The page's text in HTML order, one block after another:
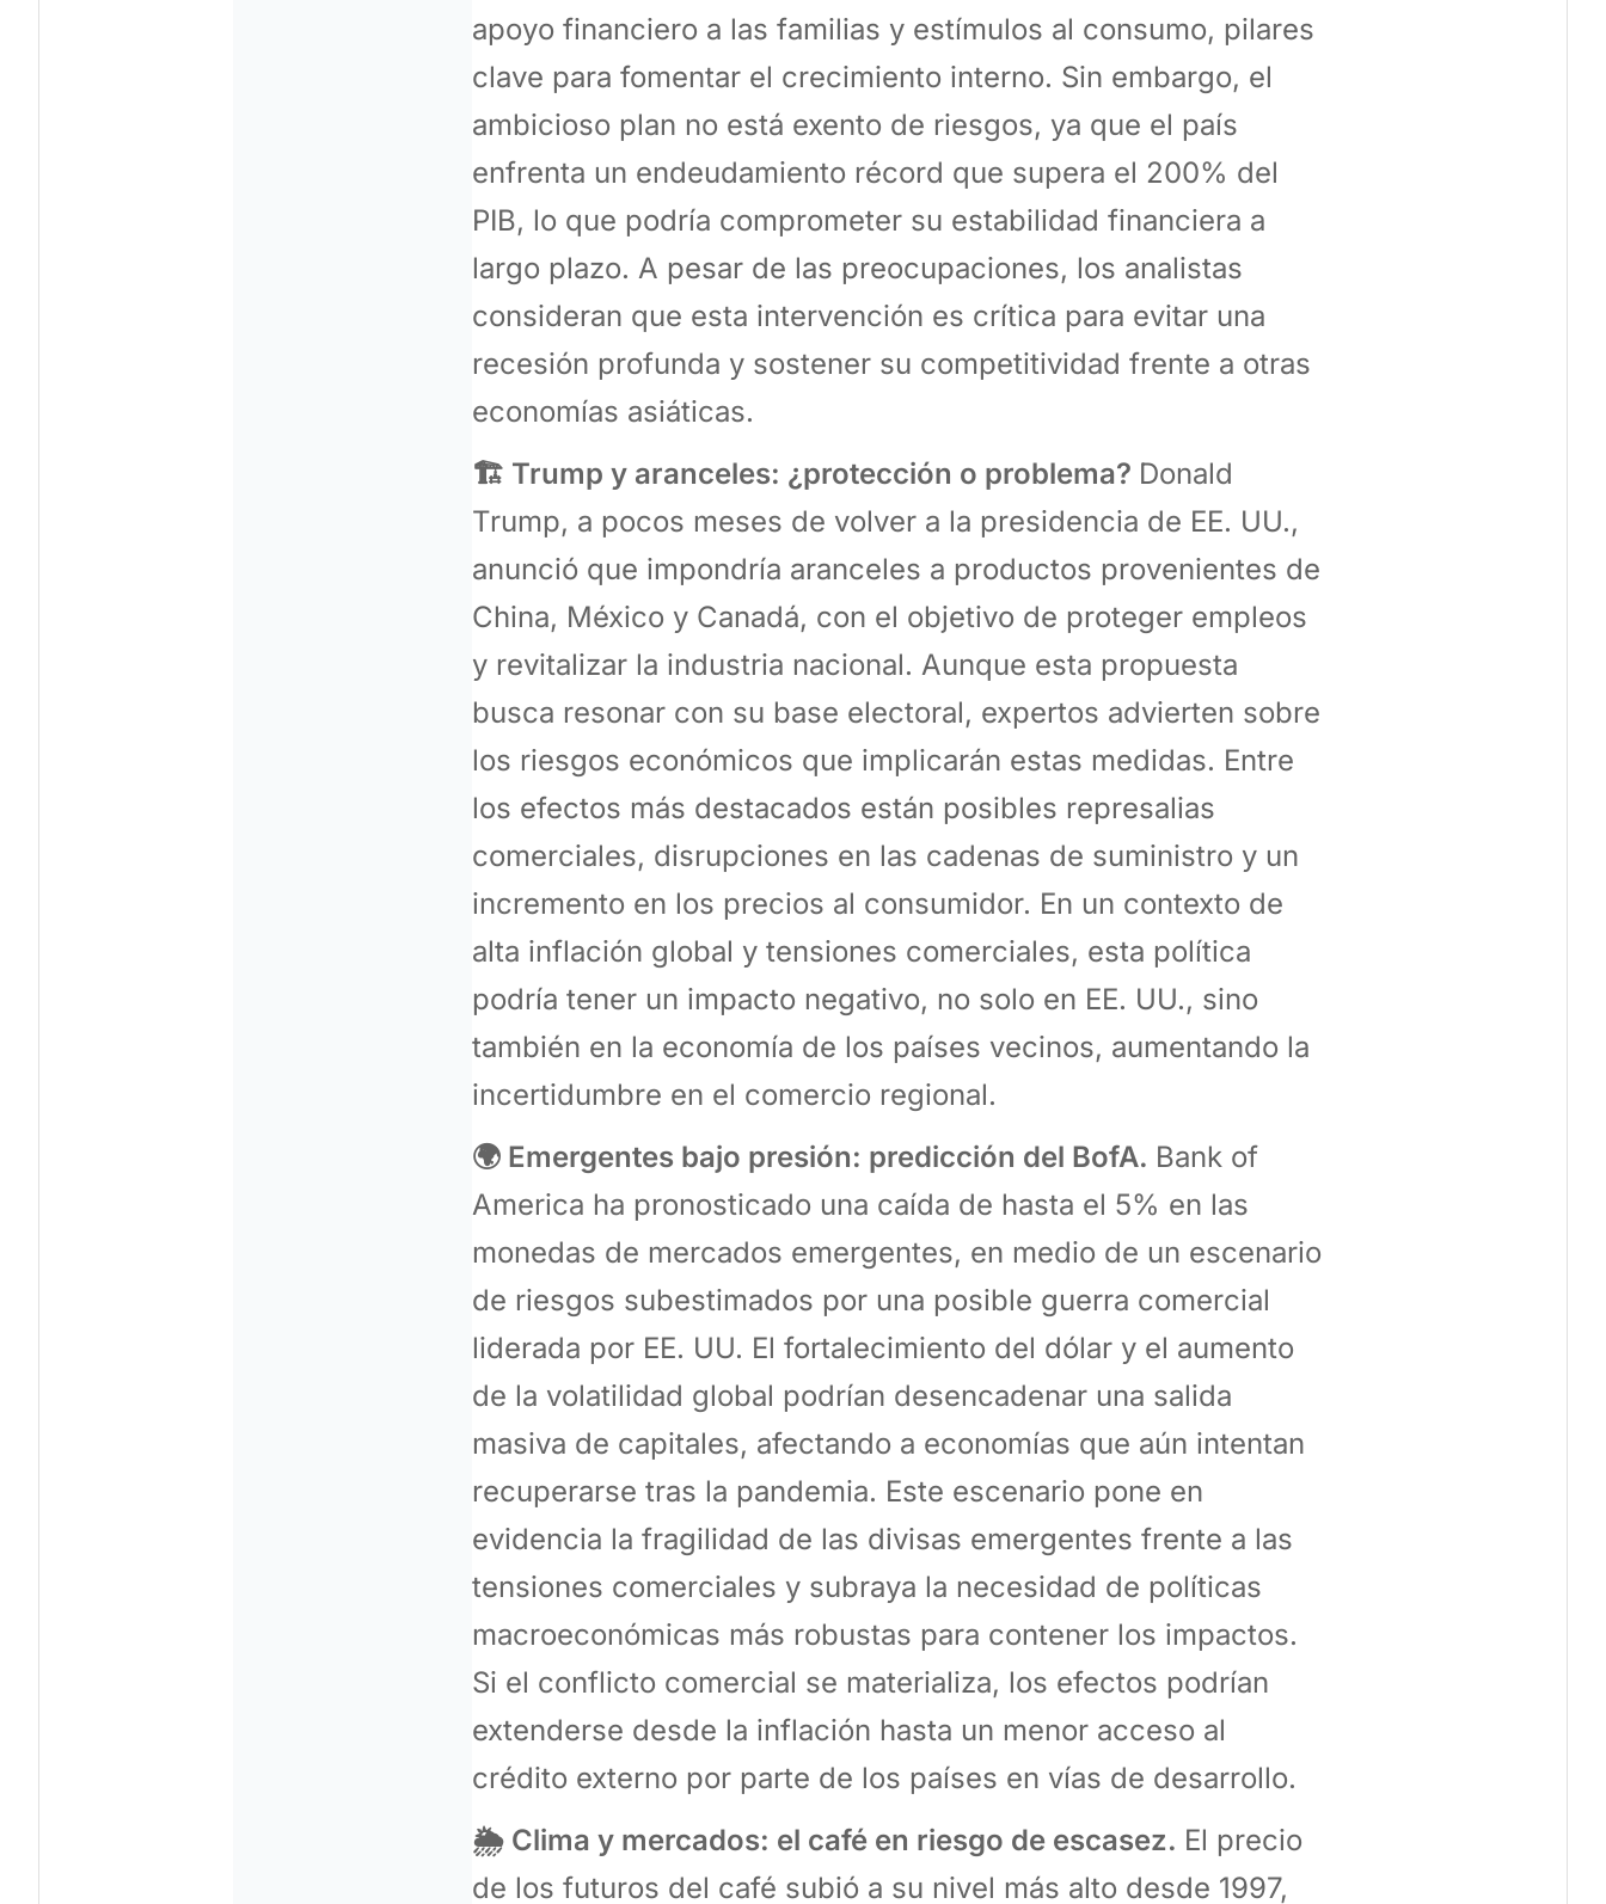
apoyo financiero a las familias y estímulos al consumo, pilares
clave para fomentar el crecimiento interno. Sin embargo, el
ambicioso plan no está exento de riesgos, ya que el país
enfrenta un endeudamiento récord que supera el 200% del
PIB, lo que podría comprometer su estabilidad financiera a
largo plazo. A pesar de las preocupaciones, los analistas
consideran que esta intervención es crítica para evitar una
recesión profunda y sostener su competitividad frente a otras
economías asiáticas.
🏗️ Trump y aranceles: ¿protección o problema? Donald
Trump, a pocos meses de volver a la presidencia de EE. UU.,
anunció que impondría aranceles a productos provenientes de
China, México y Canadá, con el objetivo de proteger empleos
y revitalizar la industria nacional. Aunque esta propuesta
busca resonar con su base electoral, expertos advierten sobre
los riesgos económicos que implicarán estas medidas. Entre
los efectos más destacados están posibles represalias
comerciales, disrupciones en las cadenas de suministro y un
incremento en los precios al consumidor. En un contexto de
alta inflación global y tensiones comerciales, esta política
podría tener un impacto negativo, no solo en EE. UU., sino
también en la economía de los países vecinos, aumentando la
incertidumbre en el comercio regional.
🌍 Emergentes bajo presión: predicción del BofA. Bank of
America ha pronosticado una caída de hasta el 5% en las
monedas de mercados emergentes, en medio de un escenario
de riesgos subestimados por una posible guerra comercial
liderada por EE. UU. El fortalecimiento del dólar y el aumento
de la volatilidad global podrían desencadenar una salida
masiva de capitales, afectando a economías que aún intentan
recuperarse tras la pandemia. Este escenario pone en
evidencia la fragilidad de las divisas emergentes frente a las
tensiones comerciales y subraya la necesidad de políticas
macroeconómicas más robustas para contener los impactos.
Si el conflicto comercial se materializa, los efectos podrían
extenderse desde la inflación hasta un menor acceso al
crédito externo por parte de los países en vías de desarrollo.
🌦️ Clima y mercados: el café en riesgo de escasez. El precio
de los futuros del café subió a su nivel más alto desde 1997,